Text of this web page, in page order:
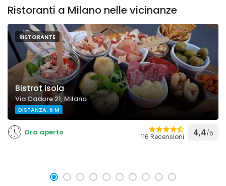
Ristoranti a Milano nelle vicinanze
RISTORANTE
Bistrot isola
Via Cadore 21, Milano
DISTANZA: 6 M
Ora aperto 116 Recensioni 4,4/5